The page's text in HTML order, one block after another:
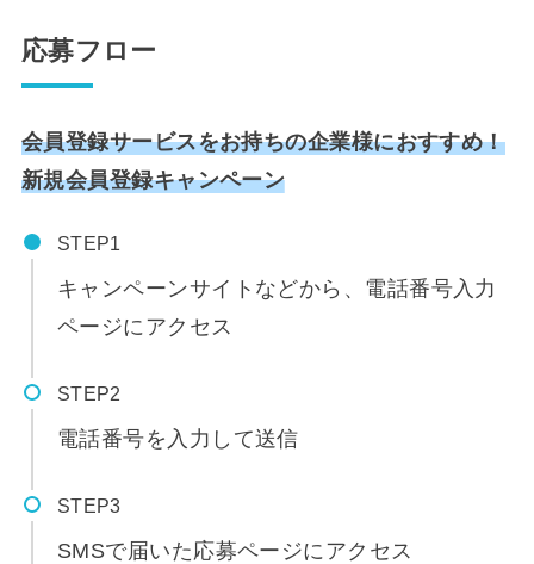
応募フロー
会員登録サービスをお持ちの企業様におすすめ！
新規会員登録キャンペーン
STEP
キャンペーンサイトなどから、電話番号入力
ページにアクセス
STEP
電話番号を入力して送信
STEP
SMSで届いた応募ページにアクセス